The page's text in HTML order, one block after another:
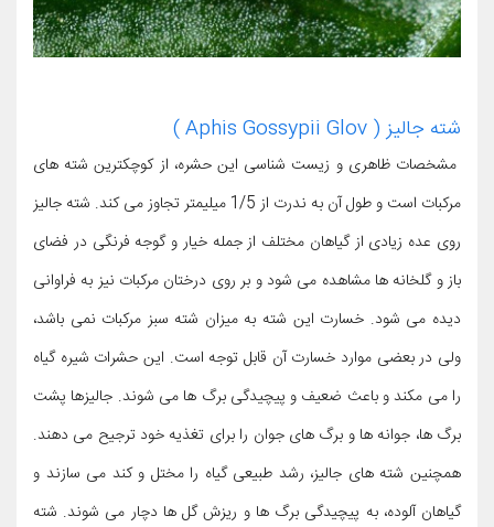
شته جالیز ( Aphis Gossypii Glov )
مشخصات ظاهری و زیست شناسی این حشره، از کوچکترین شته های
مرکبات است و طول آن به ندرت از 1/5 میلیمتر تجاوز می کند. شته جالیز
روی عده زیادی از گیاهان مختلف از جمله خیار و گوجه فرنگی در فضای
باز و گلخانه ها مشاهده می شود و بر روی درختان مرکبات نیز به فراوانی
دیده می شود. خسارت این شته به میزان شته سبز مرکبات نمی باشد،
ولی در بعضی موارد خسارت آن قابل توجه است. این حشرات شیره گیاه
را می مکند و باعث ضعیف و پیچیدگی برگ ها می شوند. جالیزها پشت
برگ ها، جوانه ها و برگ های جوان را برای تغذیه خود ترجیح می دهند.
همچنین شته های جالیز، رشد طبیعی گیاه را مختل و کند می سازند و
گیاهان آلوده، به پیچیدگی برگ ها و ریزش گل ها دچار می شوند. شته